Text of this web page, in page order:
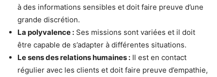
à des informations sensibles et doit faire preuve d’une
grande discrétion.
La polyvalence : Ses missions sont variées et il doit
être capable de s’adapter à différentes situations.
Le sens des relations humaines : Il est en contact
régulier avec les clients et doit faire preuve d’empathie,